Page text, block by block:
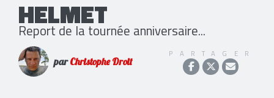
HELMET
Report de la tournée anniversaire...
parChristophe Droit
PARTAGER